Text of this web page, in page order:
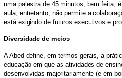
uma palestra de 45 minutos, bem feita,
aula, entretanto, não permite a
está exigindo de futuros executivos e
Diversidade de meios
A Abed define, em termos gerais, a
educação em que as atividades de
desenvolvidas majoritariamente (e em